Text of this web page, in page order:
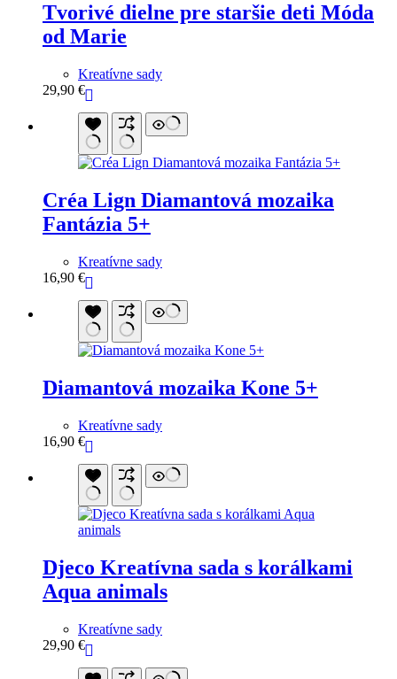
Tvorivé dielne pre staršie deti Móda
od Marie
Kreatívne sady
29,90 €
Créa Lign Diamantová mozaika
Fantázia 5+
Kreatívne sady
16,90 €
Diamantová mozaika Kone 5+
Kreatívne sady
16,90 €
Djeco Kreatívna sada s korálkami
Aqua animals
Kreatívne sady
29,90 €